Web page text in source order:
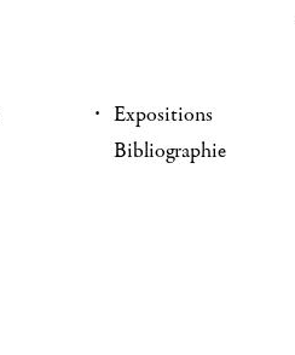
Expositions
Bibliographie